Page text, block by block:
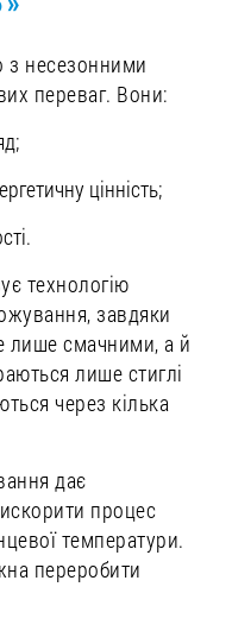
з несезонними
переваг. Вони:
цінність;
технологію
завдяки
лише смачними, а й
лише стиглі
через кілька
дає
процес
температури.
переробити